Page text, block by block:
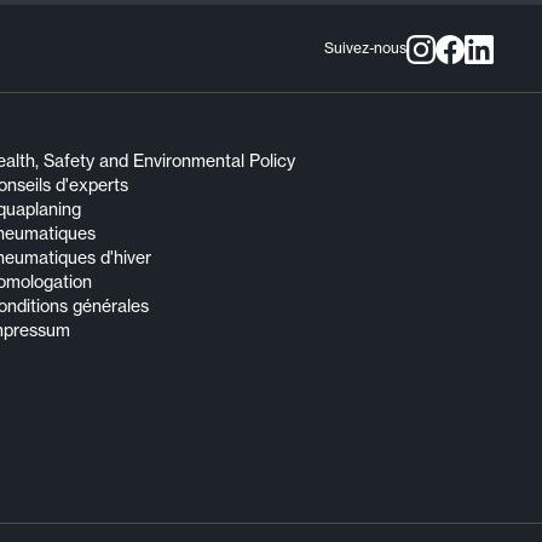
Suivez-nous
Safety and Environmental Policy
d'experts
d'hiver
générales